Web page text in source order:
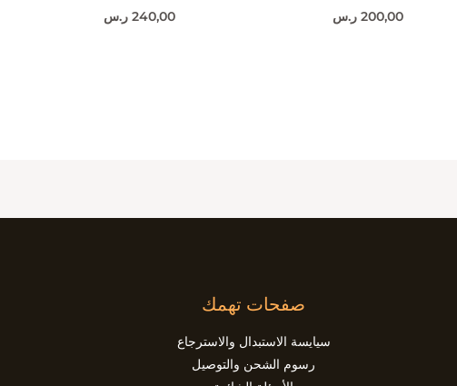
200,00 ر.س 240,00 ر.س
صفحات تهمك
سيايسة الاستبدال والاسترجاع
رسوم الشحن والتوصيل